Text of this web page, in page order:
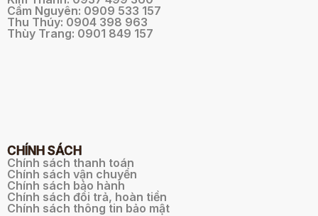
Cẩm Nguyên: 0909 533 157
Thu Thúy: 0904 398 963
Thùy Trang: 0901 849 157
CHÍNH SÁCH
Chính sách thanh toán
Chính sách vận chuyển
Chính sách bảo hành
Chính sách đổi trả, hoàn tiền
Chính sách thông tin bảo mật